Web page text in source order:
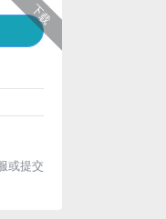
下载
或提交